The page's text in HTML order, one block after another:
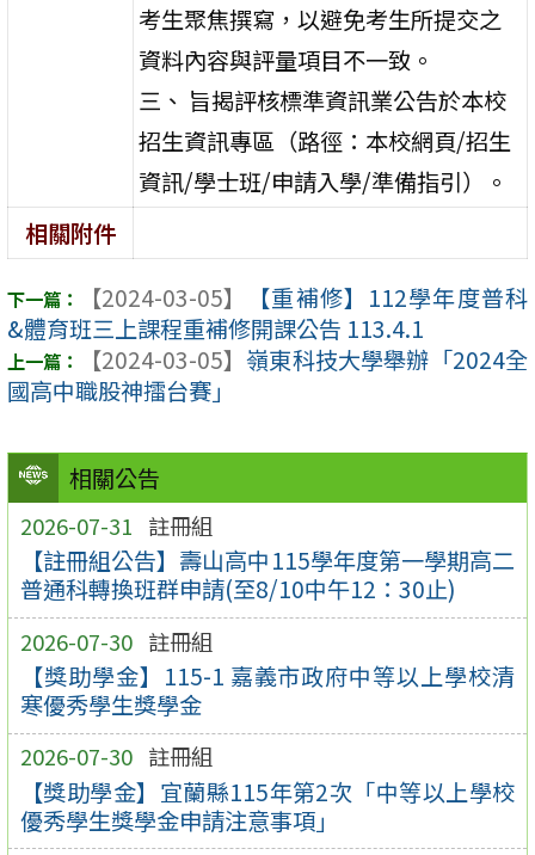
相關公告
2026-07-31 註冊組
【註冊組公告】壽山高中115學年度第一學期高二
普通科轉換班群申請(至8/10中午12：30止)
2026-07-30 註冊組
【獎助學金】115-1 嘉義市政府中等以上學校清
寒優秀學生獎學金
2026-07-30 註冊組
【獎助學金】宜蘭縣115年第2次「中等以上學校
優秀學生獎學金申請注意事項」
考生聚焦撰寫，以避免考生所提交之
資料內容與評量項目不一致。
三、 旨揭評核標準資訊業公告於本校
招生資訊專區（路徑：本校網頁/招生
資訊/學士班/申請入學/準備指引）。
相關附件
【2024-03-05】
【重補修】112學年度普科
&體育班三上課程重補修開課公告 113.4.1
【2024-03-05】 嶺東科技大學舉辦「2024全
國高中職股神擂台賽」